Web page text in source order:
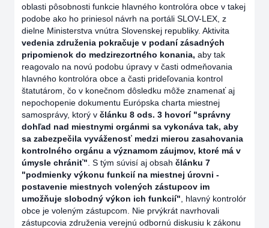
oblasti pôsobnosti funkcie hlavného kontrolóra obce v takej
podobe ako ho priniesol návrh na portáli SLOV-LEX, z
dielne Ministerstva vnútra Slovenskej republiky. Aktivita
vedenia združenia pokračuje v podaní zásadných
pripomienok do medzirezortného konania, aby tak
reagovalo na novú podobu úpravy v časti odmeňovania
hlavného kontrolóra obce a časti prideľovania kontrol
štatutárom, čo v konečnom dôsledku môže znamenať aj
nepochopenie dokumentu Európska charta miestnej
samosprávy, ktorý v článku 8 ods. 3 hovorí "správny
dohľad nad miestnymi orgánmi sa vykonáva tak, aby
sa zabezpečila vyváženosť medzi mierou zasahovania
kontrolného orgánu a významom záujmov, ktoré má v
úmysle chrániť" . S tým súvisí aj obsah článku 7
"podmienky výkonu funkcií na miestnej úrovni -
postavenie miestnych volených zástupcov im
umožňuje slobodný výkon ich funkcií" , hlavný kontrolór
obce je voleným zástupcom. Nie prvýkrát navrhovali
zástupcovia združenia verejnú odbornú diskusiu k zákonu